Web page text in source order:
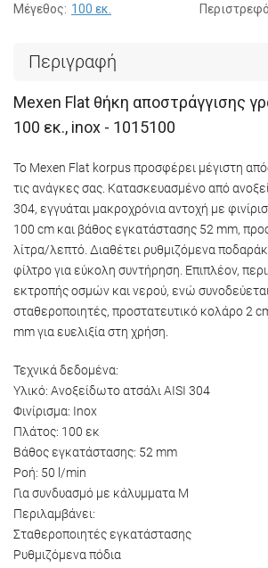
Μέγεθος: 100 εκ.
Περιγραφή
Mexen Flat θήκη αποστράγγισης
100 εκ., inox - 1015100
Το Mexen Flat korpus προσφέρει μέγιστη
τις ανάγκες σας. Κατασκευασμένο από
304, εγγυάται μακροχρόνια αντοχή με
100 cm και βάθος εγκατάστασης 52 mm,
λίτρα/λεπτό. Διαθέτει ρυθμιζόμενα
φίλτρο για εύκολη συντήρηση. Επιπλέον,
εκτροπής οσμών και νερού, ενώ
σταθεροποιητές, προστατευτικό κολάρο 2
mm για ευελιξία στη χρήση.
Τεχνικά δεδομένα:
Υλικό: Ανοξείδωτο ατσάλι AISI 304
Φινίρισμα: Inox
Πλάτος: 100 εκ
Βάθος εγκατάστασης: 52 mm
Ροή: 50 l/min
Για συνδυασμό με κάλυμματα M
Περιλαμβάνει:
Σταθεροποιητές εγκατάστασης
Ρυθμιζόμενα πόδια